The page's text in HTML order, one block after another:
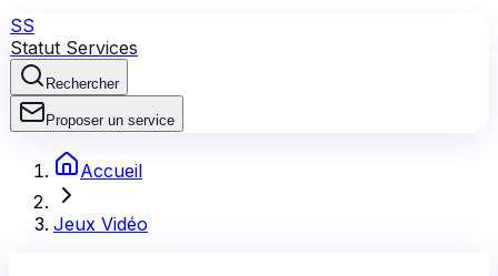
SS
Statut Services
Rechercher
Proposer un service
Accueil
Jeux Vidéo